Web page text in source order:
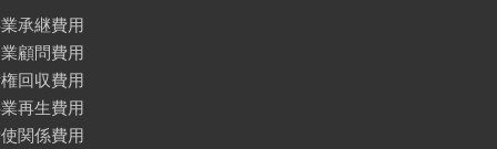
承継費用
顧問費用
回収費用
再生費用
関係費用